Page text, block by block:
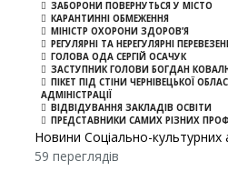
ЗАБОРОНИ ПОВЕРНУТЬСЯ У МІСТО
КАРАНТИННІ ОБМЕЖЕННЯ
МІНІСТР ОХОРОНИ ЗДОРОВ’Я
РЕГУЛЯРНІ ТА НЕРЕГУЛЯРНІ
ГОЛОВА ОДА СЕРГІЙ ОСАЧУК
ЗАСТУПНИК ГОЛОВИ БОГДАН
ПІКЕТ ПІД СТІНИ ЧЕРНІВЕЦЬКОЇ
АДМІНІСТРАЦІЇ
ВІДВІДУВАННЯ ЗАКЛАДІВ ОСВІТИ
ПРЕДСТАВНИКИ САМИХ РІЗНИХ
Новини Соціально-культурних
59 переглядів